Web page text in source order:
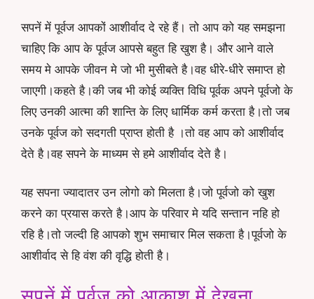
सपनें में पूर्वज आपकों आशीर्वाद दे रहे हैं। तो आप को यह समझना
चाहिए कि आप के पूर्वज आपसे बहुत हि खुश है। और आने वाले
समय मे आपके जीवन मे जो भी मुसीबते है।वह धीरे-धीरे समाप्त हो
जाएगी।कहते है।की जब भी कोई व्यक्ति विधि पूर्वक अपने पूर्वजो के
लिए उनकी आत्मा की शान्ति के लिए धार्मिक कर्म करता है।तो जब
उनके पूर्वज को सदगती प्राप्त होती है ।तो वह आप को आशीर्वाद
देते है।वह सपने के माध्यम से हमे आशीर्वाद देते है।
यह सपना ज्यादातर उन लोगो को मिलता है।जो पूर्वजो को खुश
करने का प्रयास करते है।आप के परिवार मे यदि सन्तान नहि हो
रहि है।तो जल्दी हि आपको शुभ समाचार मिल सकता है।पूर्वजो के
आशीर्वाद से हि वंश की वृद्धि होती है।